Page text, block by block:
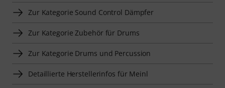
Zur Kategorie Sound Control Dämpfer
Zur Kategorie Zubehör für Drums
Zur Kategorie Drums und Percussion
Detaillierte Herstellerinfos für Meinl